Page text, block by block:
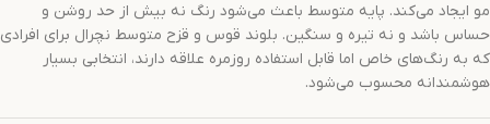
مو ایجاد می‌کند. پایه متوسط باعث می‌شود رنگ نه بیش از حد روشن و
حساس باشد و نه تیره و سنگین. بلوند قوس و قزح متوسط نچرال برای افرادی
که به رنگ‌های خاص اما قابل استفاده روزمره علاقه دارند، انتخابی بسیار
هوشمندانه محسوب می‌شود.